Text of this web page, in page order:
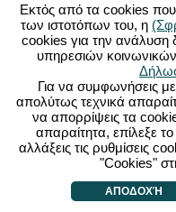
Η ιστορία πίσω από αυτό
Επικοινωνία/Συντελεστές|
Φόρουμ|Υποστήριξη|My
Παιχνίδια Browser
Εκτός από τα cookies που
των ιστοτόπων του, η
cookies για την ανάλυση
υπηρεσιών
Για να συμφωνήσεις
απολύτως τεχνικά
να απορρίψεις τα
απαραίτητα, επίλεξε
αλλάξεις τις ρυθμίσεις
"Cookies"
ΑΠΟΔΟΧΉ